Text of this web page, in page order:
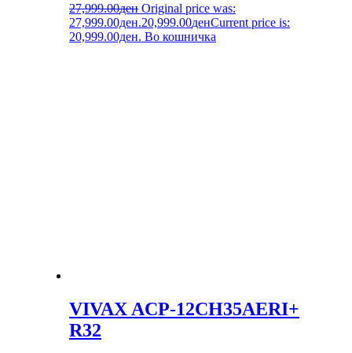
27,999.00ден Original price was:
27,999.00ден.20,999.00денCurrent price is:
20,999.00ден. Во кошничка
VIVAX ACP-12CH35AERI+
R32